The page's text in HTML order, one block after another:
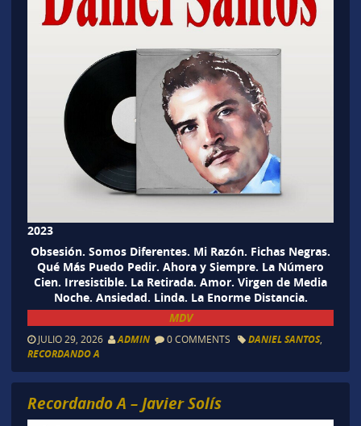
2023
Obsesión. Somos Diferentes. Mi Razón. Fichas Negras.
Qué Más Puedo Pedir. Ahora y Siempre. La Número
Cien. Irresistible. La Retirada. Amor. Virgen de Media
Noche. Ansiedad. Linda. La Enorme Distancia.
MDV
JULIO 29, 2026 ADMIN 0 COMMENTS DANIEL SANTOS,
RECORDANDO A
Recordando A – Javier Solís